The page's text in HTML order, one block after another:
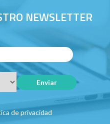
NEWSLETTER
de privacidad